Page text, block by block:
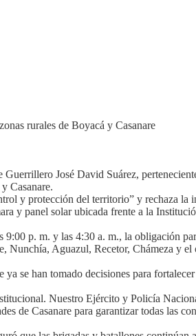
José David Suárez,
Casanare.
y protección del territorio” y rechaza
y panel solar ubicada frente a la
p. m. y las 4:30 a. m., la obligación
Aguazul, Recetor, Chámeza y
se han tomado decisiones para
Nuestro Ejército y Policía
de Casanare para garantizar todas las